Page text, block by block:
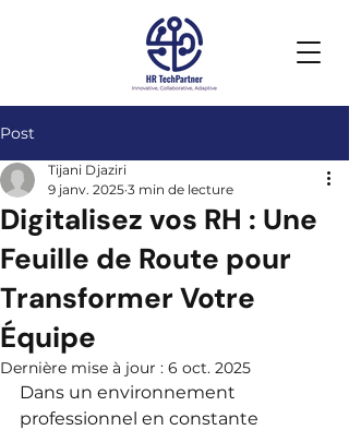
Post
Digitalisez vos RH : Une
Feuille de Route pour
Transformer Votre
Équipe
Tijani Djaziri
9 janv. 2025 3 min de lecture
Dernière mise à jour : 6 oct. 2025
Dans un environnement
professionnel en constante